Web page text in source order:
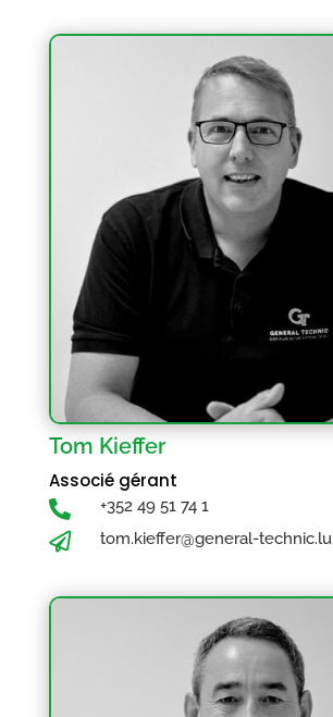
Tom Kieffer
Associé gérant

+352 49 51 74 1
 tom.kieffer@general-technic.lu